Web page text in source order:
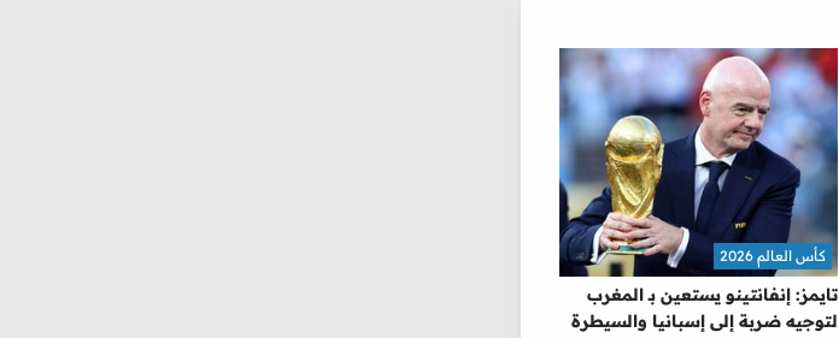
تايمز: إنفانتينو يستعين بـ المغرب
لتوجيه ضربة إلى إسبانيا والسيطرة
كأس العالم 2026